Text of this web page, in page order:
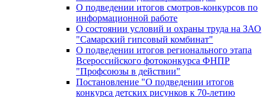
О подведении итогов смотров-конкурсов по
информационной работе
О состоянии условий и охраны труда на ЗАО
"Самарский гипсовый комбинат"
О подведении итогов регионального этапа
Всероссийского фотоконкурса ФНПР
"Профсоюзы в действии"
Постановление "О подведении итогов
конкурса детских рисунков к 70-летию